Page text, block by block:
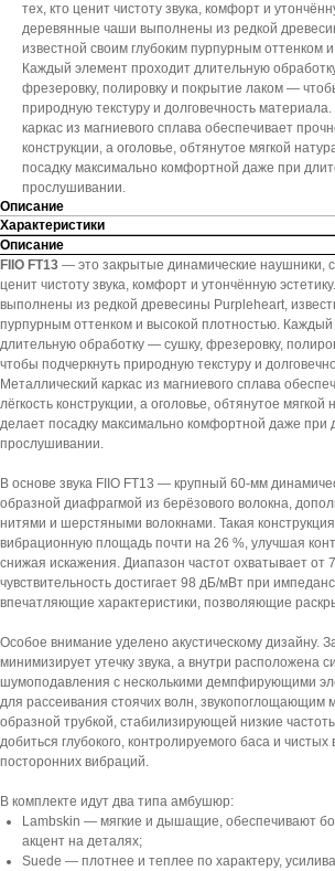
тех, кто ценит чистоту звука, комфорт и
деревянные чаши выполнены из редкой
известной своим глубоким пурпурным оттенком
Каждый элемент проходит длительную
фрезеровку, полировку и покрытие лаком —
природную текстуру и долговечность
каркас из магниевого сплава обеспечивает
конструкции, а оголовье, обтянутое мягкой
посадку максимально комфортной даже при
прослушивании.
Описание
Характеристики
Описание
FIIO FT13 — это закрытые динамические наушники,
ценит чистоту звука, комфорт и утончённую
выполнены из редкой древесины Purpleheart,
пурпурным оттенком и высокой плотностью.
длительную обработку — сушку, фрезеровку,
чтобы подчеркнуть природную текстуру и
Металлический каркас из магниевого сплава
лёгкость конструкции, а оголовье, обтянутое мягкой
делает посадку максимально комфортной даже при
прослушивании.
В основе звука FIIO FT13 — крупный 60-мм
образной диафрагмой из берёзового волокна,
нитями и шерстяными волокнами. Такая
вибрационную площадь почти на 26 %, улучшая
снижая искажения. Диапазон частот охватывает от
чувствительность достигает 98 дБ/мВт при
впечатляющие характеристики, позволяющие
Особое внимание уделено акустическому дизайну.
минимизирует утечку звука, а внутри расположена
шумоподавления с несколькими демпфирующими
для рассеивания стоячих волн, звукопоглощающим
образной трубкой, стабилизирующей низкие
добиться глубокого, контролируемого баса и чистых
посторонних вибраций.
В комплекте идут два типа амбушюр:
Lambskin — мягкие и дышащие, обеспечивают
акцент на деталях;
Suede — плотнее и теплее по характеру,